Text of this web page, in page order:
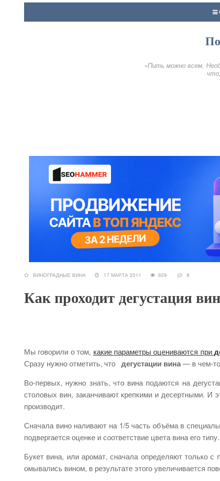
«Пить можно всем,
ВИНОГРАДНЫЕ ВИНА 17 МАРТА 2011 929 8
Как проходит дегустация
Мы говорили о том, какие параметры оцениваются при
Сразу нужно отметить, что дегустации вина— в чем-то
Во-первых, нужно знать, что вина подаются на
столовых вин, заканчивают крепкими и десертными. И
производит.
Сначала вино наливают на 1/5 часть объёма в
подвергается оценке и соответствие цвета вина его типу.
Букет вина, или аромат, сначала определяют только
омывались вином, в результате этого увеличивается